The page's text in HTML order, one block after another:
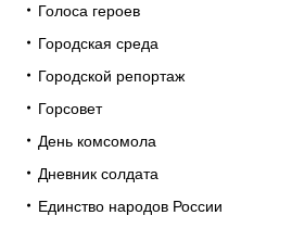
Голоса героев
Городская среда
Городской репортаж
Горсовет
День комсомола
Дневник солдата
Единство народов России